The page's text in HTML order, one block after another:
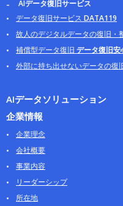
AIデータ復旧サービス
データ復旧サービス DATA119
故人のデジタルデータの復旧・
補償型データ復旧 データ復旧安
外部に持ち出せないデータの復
AIデータソリューション
企業情報
企業理念
会社概要
事業内容
リーダーシップ
所在地